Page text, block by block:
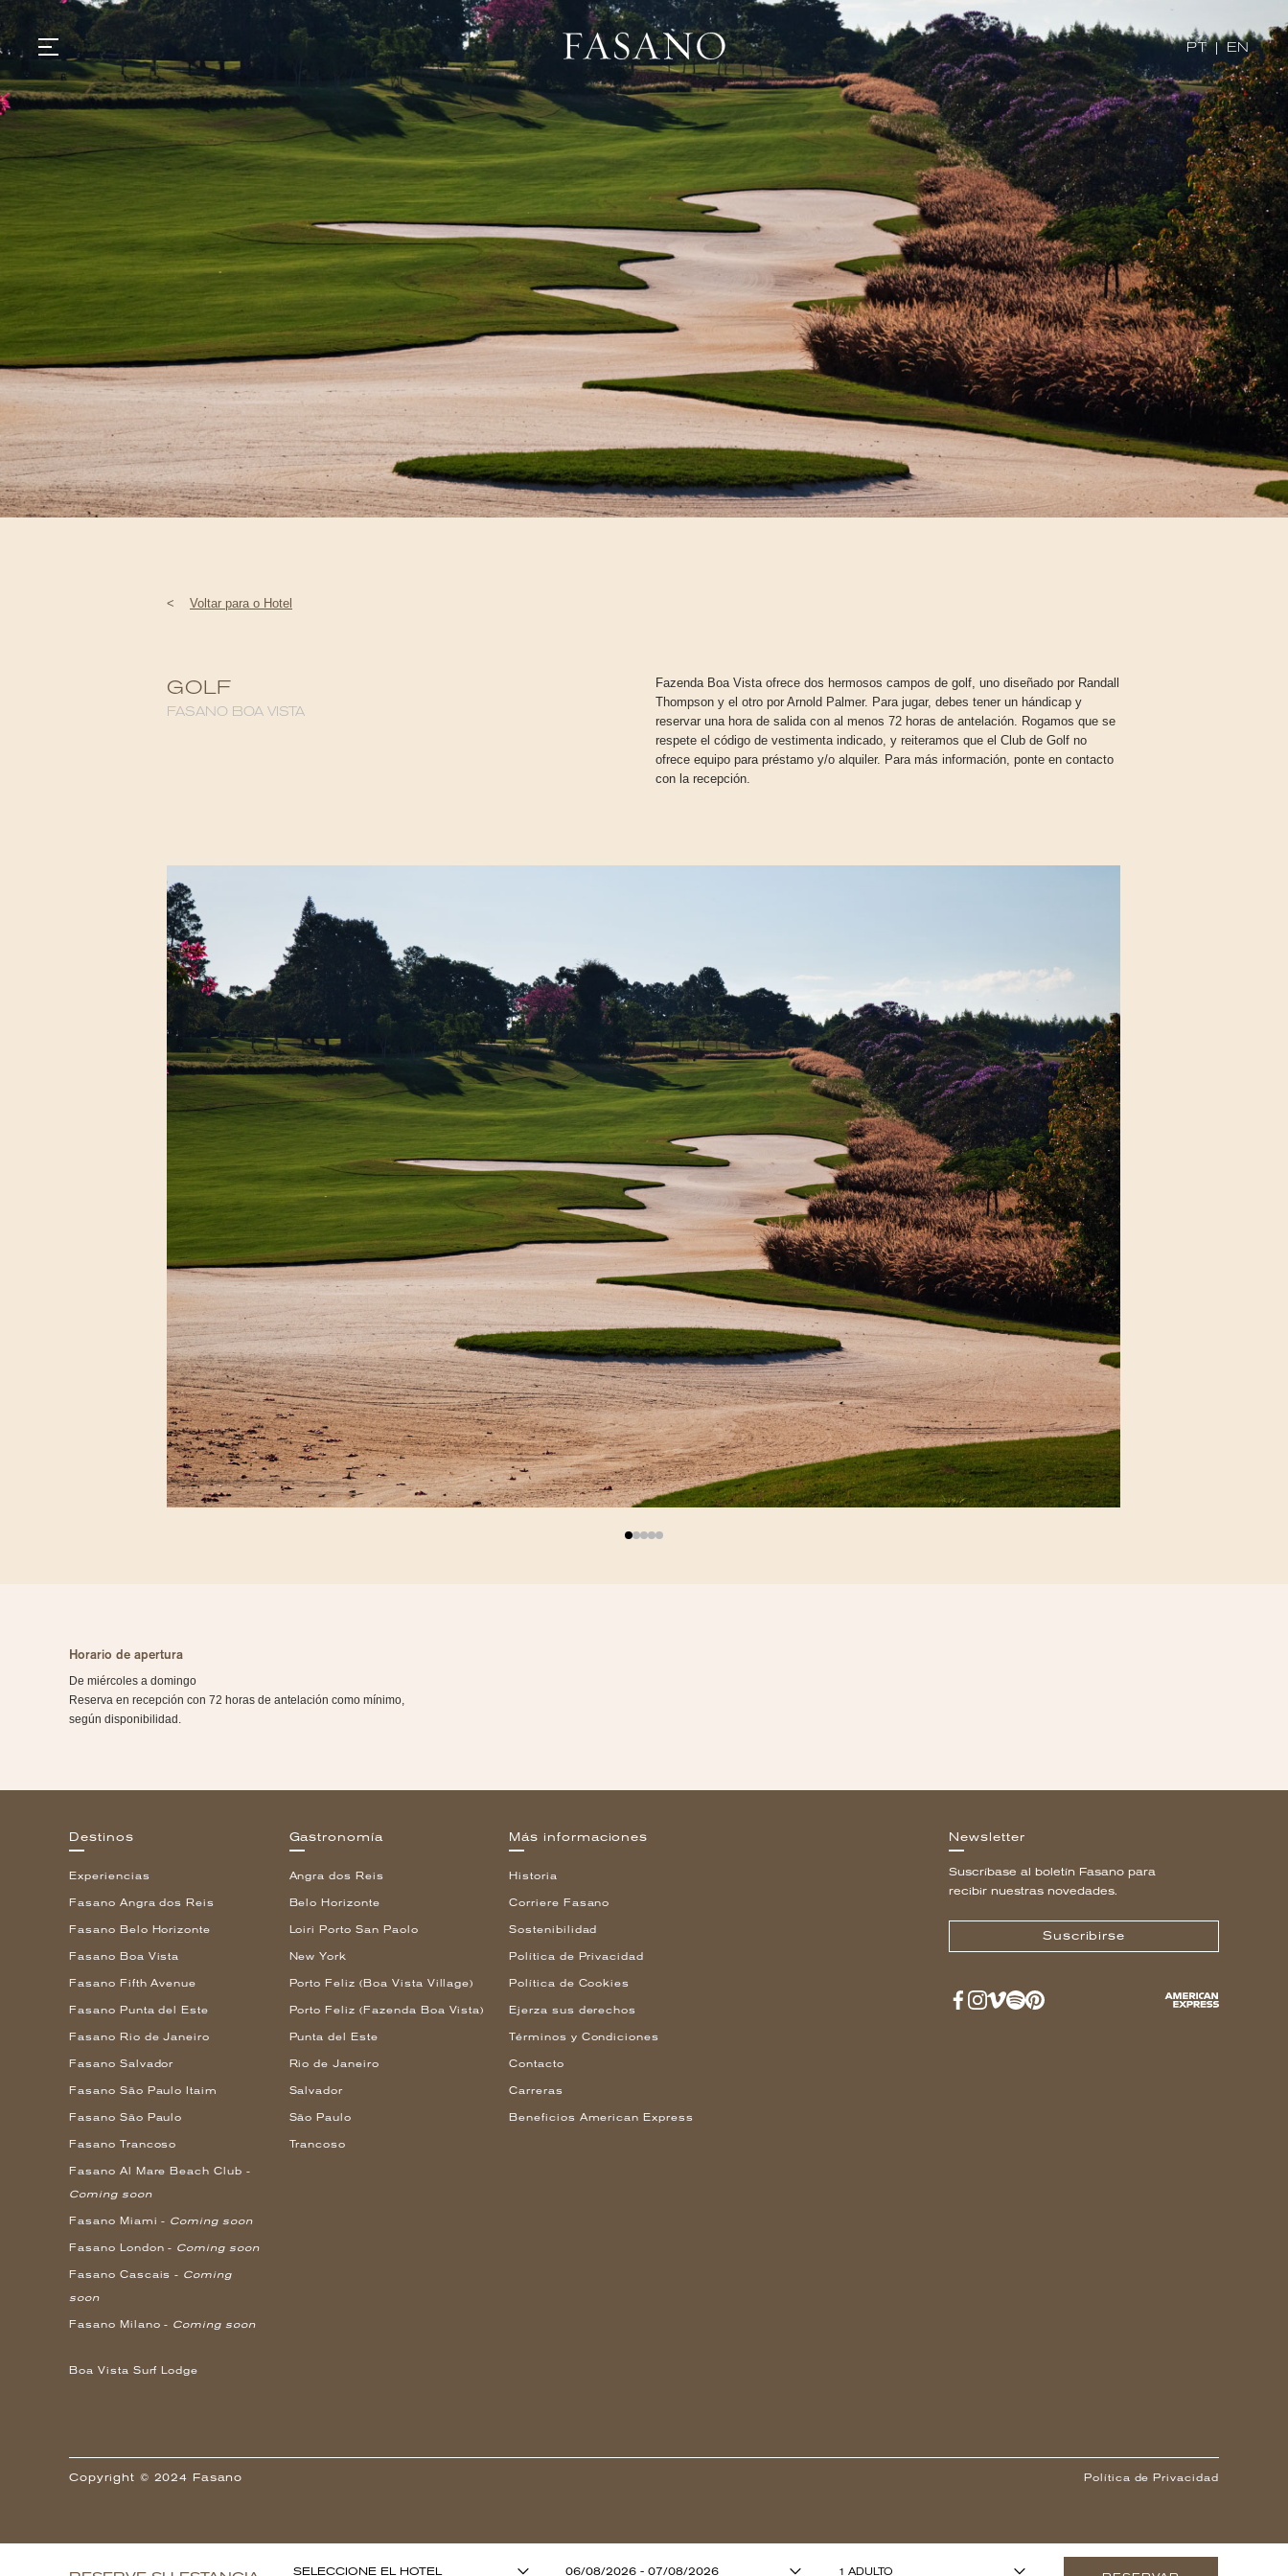
PT | EN
GASTRONOMIA
HOTÉIS
EXPERIENCIAS
EVENTOS
VILLAS
TIENDA | SELEZIONE
DESCUBRIR
WHAT'S COOKING
CORRIERE
HISTORIA
SOSTENIBILIDAD
CONTACTO
< Voltar para o Hotel
GOLF
FASANO BOA VISTA
Fazenda Boa Vista ofrece dos hermosos campos de golf, uno diseñado por Randall
Thompson y el otro por Arnold Palmer. Para jugar, debes tener un hándicap y
reservar una hora de salida con al menos 72 horas de antelación. Rogamos que se
respete el código de vestimenta indicado, y reiteramos que el Club de Golf no
ofrece equipo para préstamo y/o alquiler. Para más información, ponte en contacto
con la recepción.
Horario de apertura
De miércoles a domingo
Reserva en recepción con 72 horas de antelación como mínimo,
según disponibilidad.
Destinos
Experiencias
Fasano Angra dos Reis
Fasano Belo Horizonte
Fasano Boa Vista
Fasano Fifth Avenue
Fasano Punta del Este
Fasano Rio de Janeiro
Fasano Salvador
Fasano São Paulo Itaim
Fasano São Paulo
Fasano Trancoso
Fasano Al Mare Beach Club -
Coming soon
Fasano Miami - Coming soon
Fasano London - Coming soon
Fasano Cascais - Coming
soon
Fasano Milano - Coming soon
Boa Vista Surf Lodge
Gastronomía
Angra dos Reis
Belo Horizonte
Loiri Porto San Paolo
New York
Porto Feliz (Boa Vista Village)
Porto Feliz (Fazenda Boa Vista)
Punta del Este
Rio de Janeiro
Salvador
São Paulo
Trancoso
Más informaciones
Historia
Corriere Fasano
Sostenibilidad
Política de Privacidad
Política de Cookies
Ejerza sus derechos
Términos y Condiciones
Contacto
Carreras
Beneficios American Express
Newsletter
Suscríbase al boletín Fasano para
recibir nuestras novedades.
Suscribirse
Copyright © 2024 Fasano Política de Privacidad
SELECCIONE EL HOTEL 06/08/2026 - 07/08/2026 1 ADULTO